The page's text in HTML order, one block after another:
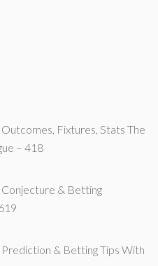
Fixtures, Stats The
– 418
Conjecture & Betting
& Betting Tips With